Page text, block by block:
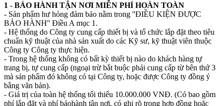
1 - BẢO HÀNH TẬN NƠI MIỄN PHÍ HOÀN TOÀN
- Sản phẩm hư hỏng đảm bảo nằm trong ''ĐIỀU KIỆN ĐƯỢC
BẢO HÀNH'' Điều A mục 1.
- Hệ thống do Công ty cung cấp thiết bị và tổ chức lắp đặt theo tiêu
chuẩn kỹ thuật của nhà sản xuất do các Kỹ sư, kỹ thuật viên thuộc
Công ty Công ty thực hiện.
- Trong hệ thống không có bất kỳ thiết bị nào do khách hàng tự
trang bị, tự cung cấp (ngoại trừ bắt buộc phải cung cấp từ bên thứ 3
mà sản phẩm đó không có tại Công ty, hoặc được Công ty đồng ý
bằng văn bản).
- Giá trị của toàn hệ thống tối thiểu 10.000.000 VNĐ. (Có bao gồm
phí lắp đặt và phí bảohành tận nơi, có ghi rõ trong hợp đồng hoặc